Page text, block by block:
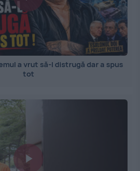
a vrut să-l distrugă dar a spus
tot